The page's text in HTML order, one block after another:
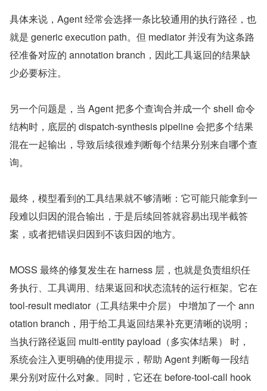
具体来说，Agent 经常会选择一条比较通用的执行路径，也
就是 generic execution path。但 mediator 并没有为这条路
径准备对应的 annotation branch，因此工具返回的结果缺
少必要标注。
另一个问题是，当 Agent 把多个查询合并成一个 shell 命令
结构时，底层的 dispatch-synthesis pipeline 会把多个结果
混在一起输出，导致后续很难判断每个结果分别来自哪个查
询。
最终，模型看到的工具结果就不够清晰：它可能只能拿到一
段难以归因的混合输出，于是后续回答就容易出现半截答
案，或者把错误归因到不该归因的地方。
MOSS 最终的修复发生在 harness 层，也就是负责组织任
务执行、工具调用、结果返回和状态流转的运行框架。它在
tool-result mediator（工具结果中介层） 中增加了一个 ann
otation branch，用于给工具返回结果补充更清晰的说明；
当执行路径返回 multi-entity payload（多实体结果） 时，
系统会注入更明确的使用提示，帮助 Agent 判断每一段结
果分别对应什么对象。同时，它还在 before-tool-call hook